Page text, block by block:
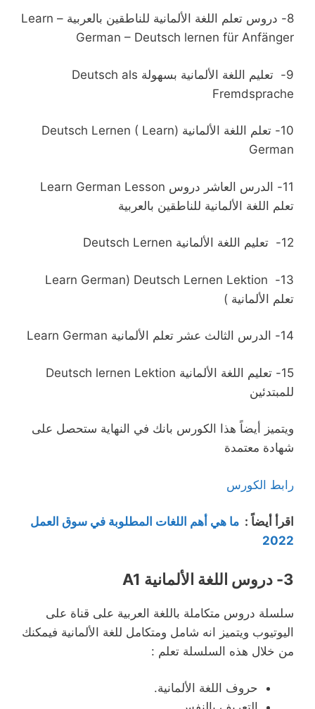
8-
دروس تعلم اللغة الألمانية للناطقين بالعربية – Learn
German – Deutsch lernen für Anfänger
9-
تعليم اللغة الألمانية بسهولة Deutsch als
Fremdsprache
10-
تعلم اللغة الألمانية (Deutsch Lernen ( Learn
German
11-
Learn German Lesson الدرس العاشر دروس
تعلم اللغة الألمانية للناطقين بالعربية
12-
13-
Learn German) Deutsch Lernen Lektion
تعلم الألمانية )
14- Learn German الدرس الثالث عشر تعلم الألمانية
15-
Deutsch lernen Lektion تعليم اللغة الألمانية
للمبتدئين
ويتميز أيضاً هذا الكورس بانك في النهاية ستحصل على
شهادة معتمدة
رابط الكورس
اقرأ أيضاً : ما هي أهم اللغات المطلوبة في سوق العمل
2022
3- دروس اللغة الألمانية A1
سلسلة دروس متكاملة باللغة العربية على قناة على
اليوتيوب ويتميز انه شامل ومتكامل للغة الألمانية فيمكنك
من خلال هذه السلسلة تعلم :
حروف اللغة الألمانية.